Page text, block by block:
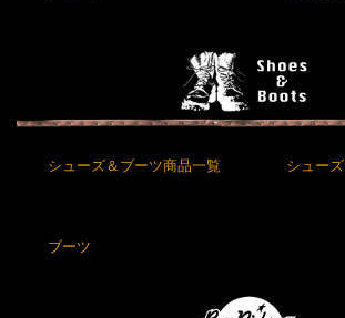
シューズ＆ブーツ商品一覧 シューズ
ブーツ